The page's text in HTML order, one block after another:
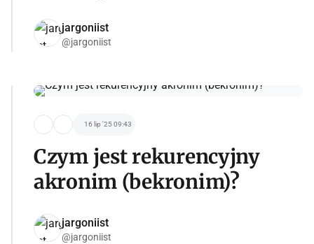
jargoniist
@jargoniist
16 lip '25 09:43
Czym jest rekurencyjny
akronim (bekronim)?
jargoniist
@jargoniist